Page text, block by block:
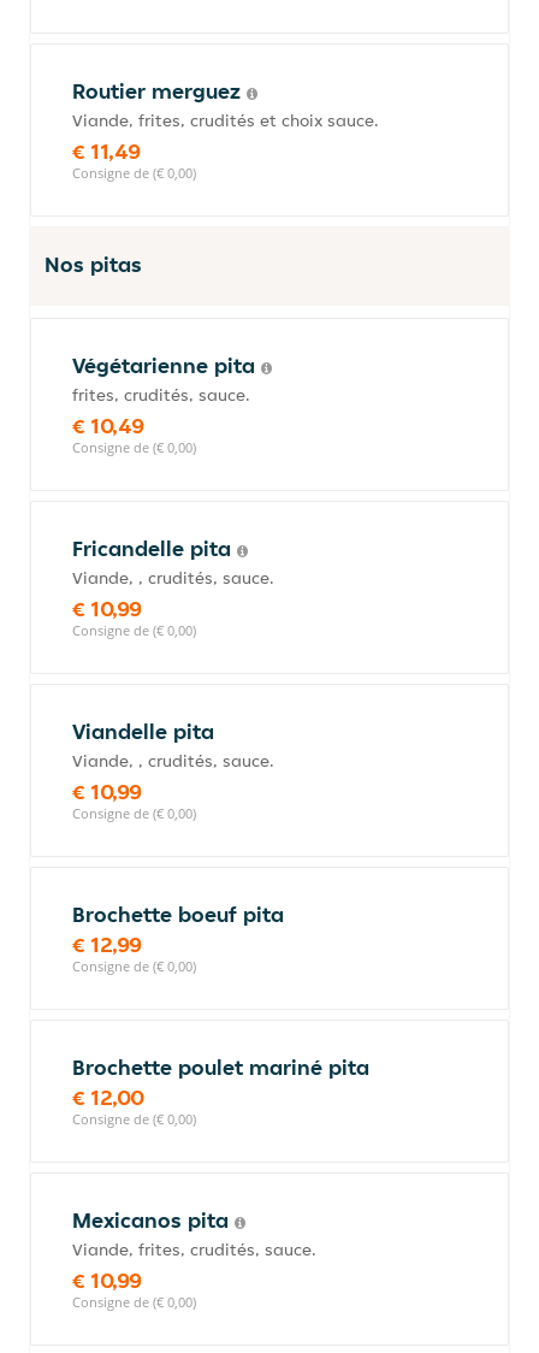
Routier merguez
Viande, frites, crudités et choix sauce.
€ 11,49
Consigne de (€ 0,00)
Nos pitas
Végétarienne pita
frites, crudités, sauce.
€ 10,49
Consigne de (€ 0,00)
Fricandelle pita
Viande, , crudités, sauce.
€ 10,99
Consigne de (€ 0,00)
Viandelle pita
Viande, , crudités, sauce.
€ 10,99
Consigne de (€ 0,00)
Brochette boeuf pita
€ 12,99
Consigne de (€ 0,00)
Brochette poulet mariné pita
€ 12,00
Consigne de (€ 0,00)
Mexicanos pita
Viande, frites, crudités, sauce.
€ 10,99
Consigne de (€ 0,00)